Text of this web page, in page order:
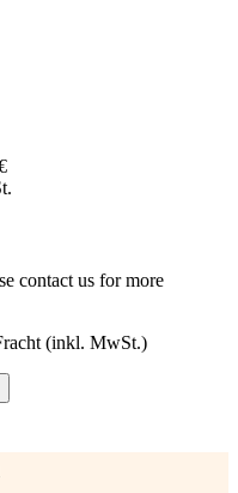
contact us for more
(inkl. MwSt.)